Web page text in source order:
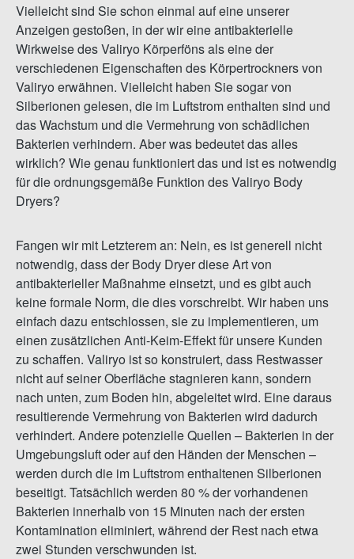
Vielleicht sind Sie schon einmal auf eine unserer
Anzeigen gestoßen, in der wir eine antibakterielle
Wirkweise des Valiryo Körperföns als eine der
verschiedenen Eigenschaften des Körpertrockners von
Valiryo erwähnen. Vielleicht haben Sie sogar von
Silberionen gelesen, die im Luftstrom enthalten sind und
das Wachstum und die Vermehrung von schädlichen
Bakterien verhindern. Aber was bedeutet das alles
wirklich? Wie genau funktioniert das und ist es notwendig
für die ordnungsgemäße Funktion des Valiryo Body
Dryers?
Fangen wir mit Letzterem an: Nein, es ist generell nicht
notwendig, dass der Body Dryer diese Art von
antibakterieller Maßnahme einsetzt, und es gibt auch
keine formale Norm, die dies vorschreibt. Wir haben uns
einfach dazu entschlossen, sie zu implementieren, um
einen zusätzlichen Anti-Keim-Effekt für unsere Kunden
zu schaffen. Valiryo ist so konstruiert, dass Restwasser
nicht auf seiner Oberfläche stagnieren kann, sondern
nach unten, zum Boden hin, abgeleitet wird. Eine daraus
resultierende Vermehrung von Bakterien wird dadurch
verhindert. Andere potenzielle Quellen – Bakterien in der
Umgebungsluft oder auf den Händen der Menschen –
werden durch die im Luftstrom enthaltenen Silberionen
beseitigt. Tatsächlich werden 80 % der vorhandenen
Bakterien innerhalb von 15 Minuten nach der ersten
Kontamination eliminiert, während der Rest nach etwa
zwei Stunden verschwunden ist.